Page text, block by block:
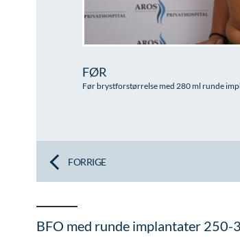
FØR
Før brystforstørrelse med 280 ml runde
FORRIGE
BFO med runde implantater 250-